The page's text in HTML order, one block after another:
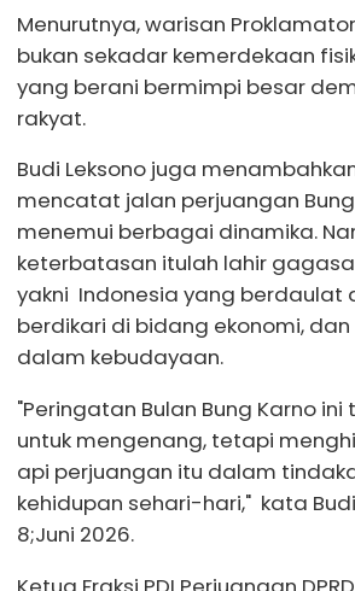
Menurutnya, warisan
bukan sekadar kemerdekaan
yang berani bermimpi besar
rakyat.
Budi Leksono juga
mencatat jalan perjuangan
menemui berbagai dinamika.
keterbatasan itulah lahir
yakni Indonesia yang berdaulat
berdikari di bidang ekonomi,
dalam kebudayaan.
"Peringatan Bulan Bung Karno
untuk mengenang, tetapi
api perjuangan itu dalam
kehidupan sehari-hari," kata Budi
8;Juni 2026.